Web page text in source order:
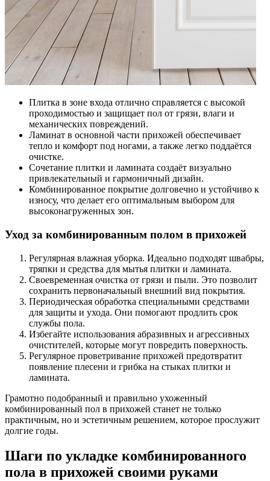
Плитка в зоне входа отлично справляется с высокой
проходимостью и защищает пол от грязи, влаги и
механических повреждений.
Ламинат в основной части прихожей обеспечивает
тепло и комфорт под ногами, а также легко поддаётся
очистке.
Сочетание плитки и ламината создаёт визуально
привлекательный и гармоничный дизайн.
Комбинированное покрытие долговечно и устойчиво к
износу, что делает его оптимальным выбором для
высоконагруженных зон.
Уход за комбинированным полом в прихожей
Регулярная влажная уборка. Идеально подходят швабры,
тряпки и средства для мытья плитки и ламината.
Своевременная очистка от грязи и пыли. Это позволит
сохранить первоначальный внешний вид покрытия.
Периодическая обработка специальными средствами
для защиты и ухода. Они помогают продлить срок
службы пола.
Избегайте использования абразивных и агрессивных
очистителей, которые могут повредить поверхность.
Регулярное проветривание прихожей предотвратит
появление плесени и грибка на стыках плитки и
ламината.
Грамотно подобранный и правильно ухоженный
комбинированный пол в прихожей станет не только
практичным, но и эстетичным решением, которое прослужит
долгие годы.
Шаги по укладке комбинированного
пола в прихожей своими руками